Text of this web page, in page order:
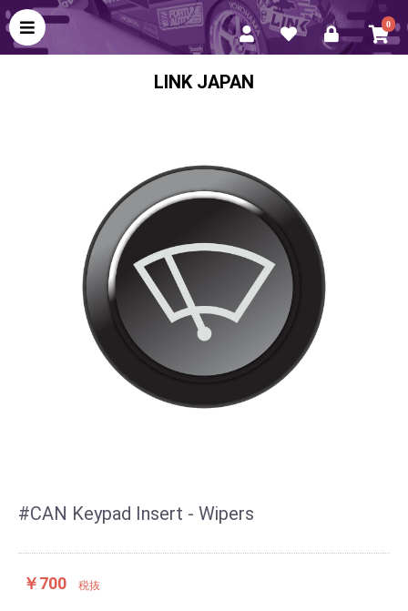
0
LINK JAPAN
#CAN Keypad Insert - Wipers
￥700 税抜